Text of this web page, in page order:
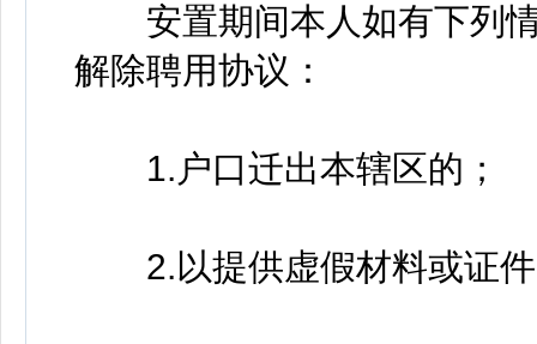
安置期间本人如有下列情
解除聘用协议：
1.户口迁出本辖区的；
2.以提供虚假材料或证件